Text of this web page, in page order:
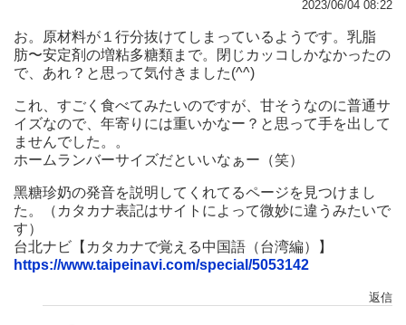
2023/06/04 08:22
お。原材料が１行分抜けてしまっているようです。乳脂
肪〜安定剤の増粘多糖類まで。閉じカッコしかなかったの
で、あれ？と思って気付きました(^^)
これ、すごく食べてみたいのですが、甘そうなのに普通サ
イズなので、年寄りには重いかなー？と思って手を出して
ませんでした。。
ホームランバーサイズだといいなぁー（笑）
黑糖珍奶の発音を説明してくれてるページを見つけまし
た。（カタカナ表記はサイトによって微妙に違うみたいで
す）
台北ナビ【カタカナで覚える中国語（台湾編）】
https://www.taipeinavi.com/special/5053142
返信